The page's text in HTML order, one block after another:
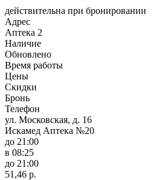
действительна при бронировании
Адрес
Аптека 2
Наличие
Обновлено
Время работы
Цены
Скидки
Бронь
Телефон
ул. Московская, д. 16
Искамед Аптека №20
до 21:00
в 08:25
до 21:00
51,46 р.